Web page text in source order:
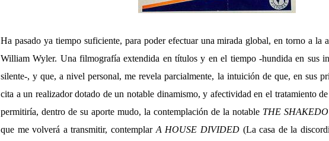
Ha pasado ya tiempo suficiente, para poder efectuar una mirada global, en torno a la
William Wyler. Una filmografía extendida en títulos y en el tiempo -hundida en sus
silente-, y que, a nivel personal, me revela parcialmente, la intuición de que, en sus
cita a un realizador dotado de un notable dinamismo, y afectividad en el tratamiento
permitiría, dentro de su aporte mudo, la contemplación de la notable THE
que me volverá a transmitir, contemplar A HOUSE DIVIDED(La casa de la